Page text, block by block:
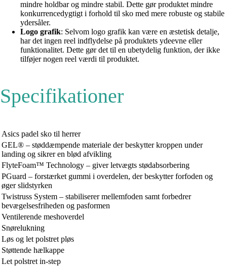
mindre holdbar og mindre stabil. Dette gør produktet mindre
konkurrencedygtigt i forhold til sko med mere robuste og stabile
ydersåler.
Logo grafik: Selvom logo grafik kan være en æstetisk detalje,
har det ingen reel indflydelse på produktets ydeevne eller
funktionalitet. Dette gør det til en ubetydelig funktion, der ikke
tilføjer nogen reel værdi til produktet.
Specifikationer
Asics padel sko til herrer
GEL® – støddæmpende materiale der beskytter kroppen under
landing og sikrer en blød afvikling
FlyteFoam™ Technology – giver letvægts stødabsorbering
PGuard – forstærket gummi i overdelen, der beskytter forfoden og
øger slidstyrken
Twistruss System – stabiliserer mellemfoden samt forbedrer
bevægelsesfriheden og pasformen
Ventilerende meshoverdel
Snørelukning
Løs og let polstret pløs
Støttende hælkappe
Let polstret in-step